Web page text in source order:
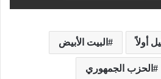
أولاً البيت الأبيض
الحزب الجمهوري